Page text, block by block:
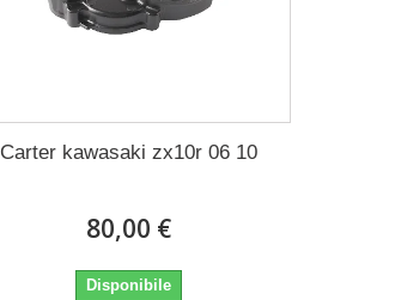
Carter kawasaki zx10r 06 10
80,00 €
Disponibile